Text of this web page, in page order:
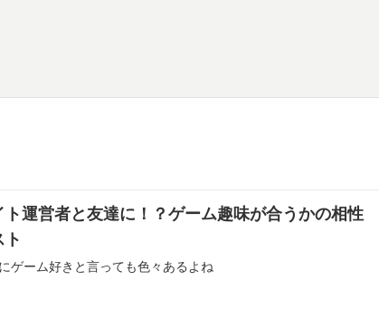
ト運営者と友達に！？ゲーム趣味が合うかの相性
ト
ゲーム好きと言っても色々あるよね